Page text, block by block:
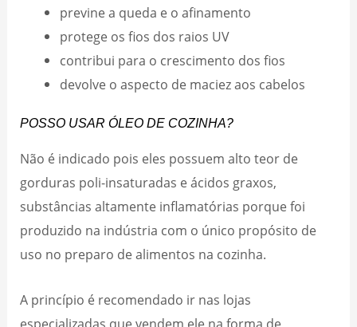
previne a queda e o afinamento
protege os fios dos raios UV
contribui para o crescimento dos fios
devolve o aspecto de maciez aos cabelos
POSSO USAR ÓLEO DE COZINHA?
Não é indicado pois eles possuem alto teor de
gorduras poli-insaturadas e ácidos graxos,
substâncias altamente inflamatórias porque foi
produzido na indústria com o único propósito de
uso no preparo de alimentos na cozinha.
A princípio é recomendado ir nas lojas
especializadas que vendem ele na forma de